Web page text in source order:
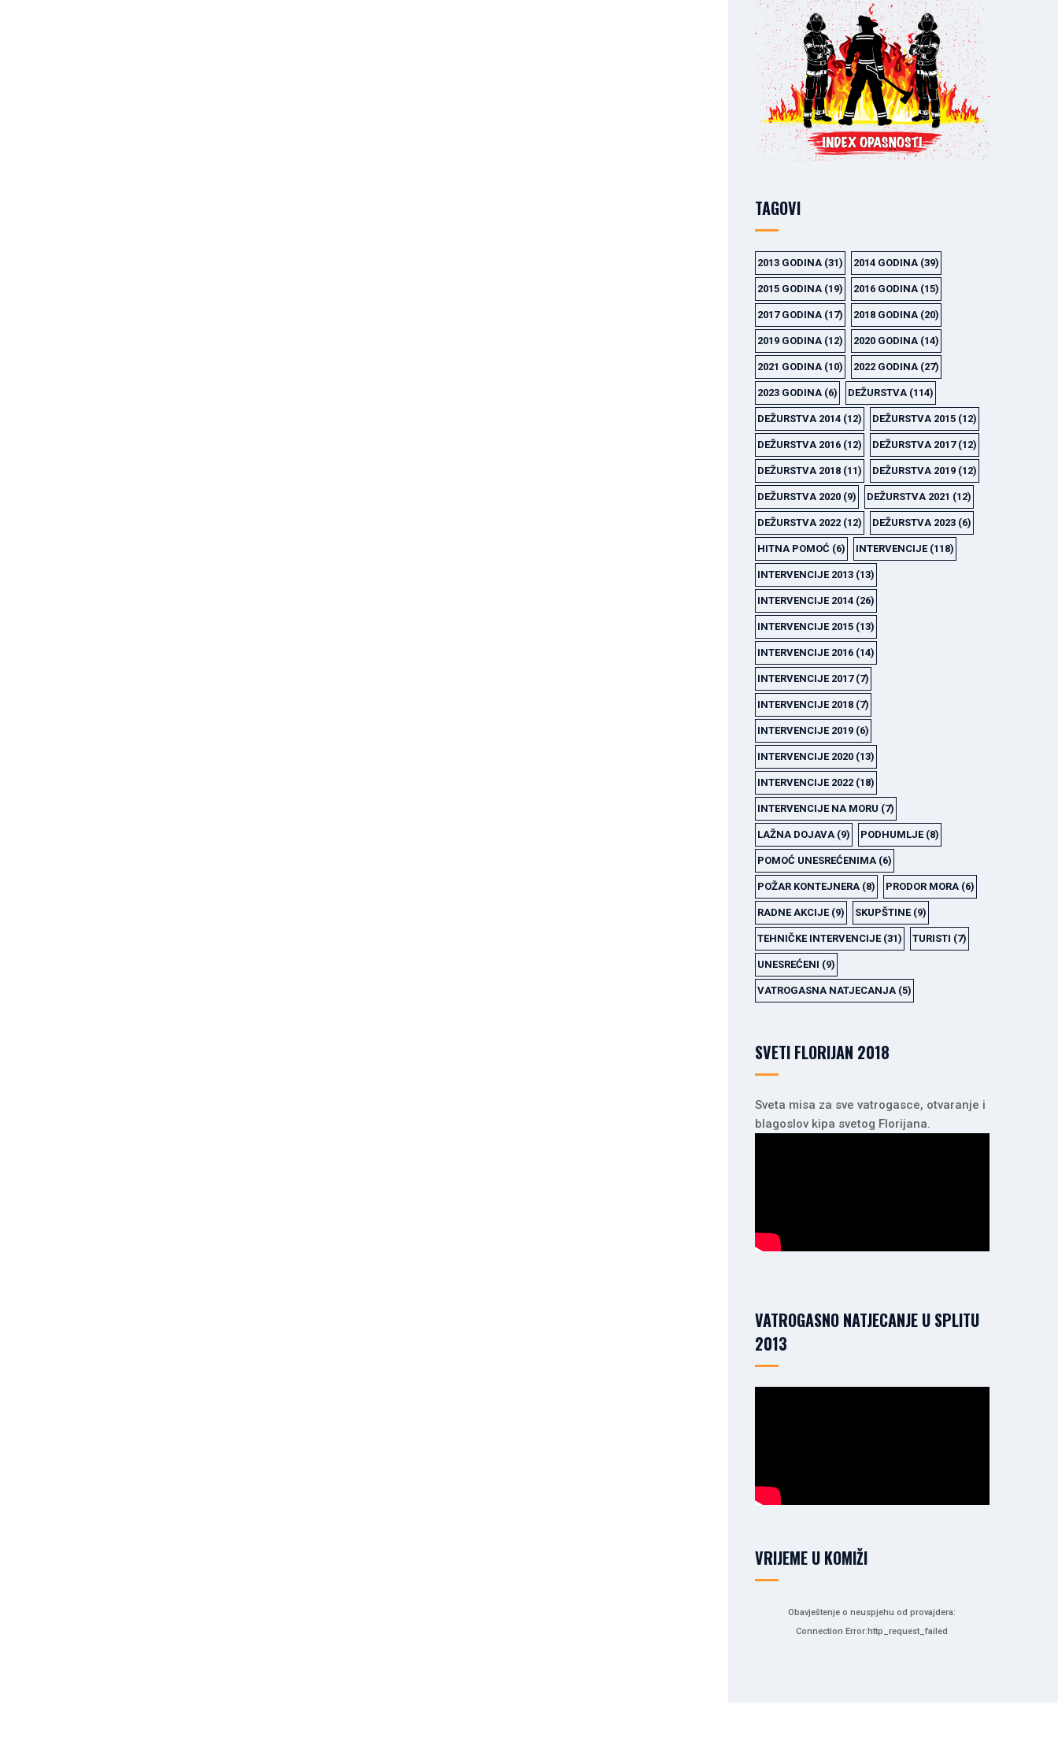
TAGOVI
2013 GODINA(31) 2014 GODINA(39)
2015 GODINA(19) 2016 GODINA(15)
2017 GODINA(17) 2018 GODINA(20)
2019 GODINA(12) 2020 GODINA(14)
2021 GODINA(10) 2022 GODINA(27)
2023 GODINA(6) DEŽURSTVA(114)
DEŽURSTVA 2014(12) DEŽURSTVA 2015(12)
DEŽURSTVA 2016(12) DEŽURSTVA 2017(12)
DEŽURSTVA 2018(11) DEŽURSTVA 2019(12)
DEŽURSTVA 2020(9) DEŽURSTVA 2021 (12)
DEŽURSTVA 2022(12) DEŽURSTVA 2023(6)
HITNA POMOĆ (6) INTERVENCIJE(118)
INTERVENCIJE 2013(13)
INTERVENCIJE 2014(26)
INTERVENCIJE 2015(13)
INTERVENCIJE 2016(14)
INTERVENCIJE 2017(7)
INTERVENCIJE 2018(7)
INTERVENCIJE 2019(6)
INTERVENCIJE 2020(13)
INTERVENCIJE 2022(18)
INTERVENCIJE NA MORU (7)
LAŽNA DOJAVA(9) PODHUMLJE(8)
POMOĆ UNESREĆENIMA(6)
POŽAR KONTEJNERA(8) PRODOR MORA(6)
RADNE AKCIJE(9) SKUPŠTINE(9)
TEHNIČKE INTERVENCIJE(31) TURISTI (7)
UNESREĆENI (9)
VATROGASNA NATJECANJA(5)
SVETI FLORIJAN 2018
Sveta misa za sve vatrogasce, otvaranje i
blagoslov kipa svetog Florijana.
VATROGASNO NATJECANJE U SPLITU
2013
VRIJEME U KOMIŽI
Obavještenje o neuspjehu od provajdera:
Connection Error:http_request_failed